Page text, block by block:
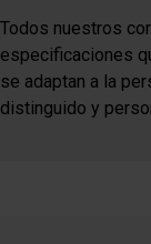
Todos nuestros
especificaciones
se adaptan a la
distinguido y